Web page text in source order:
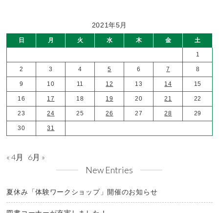
2021年5月
日 月 火 水 木 金 土
1
2 3 4 5 6 7 8
9 10 11 12 13 14 15
16 17 18 19 20 21 22
23 24 25 26 27 28 29
30 31
« 4月 6月 »
New Entries
夏休み「体験ワークショップ」開催のお知らせ